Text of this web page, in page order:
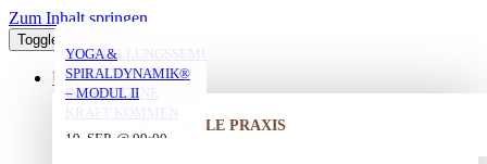
Zum Inhalt springen
Toggle Navigation
ÜBER UNS
INTEGRALE PRAXIS
YOGA MIT DANIEL
10. AUG. @ 18:00
19:30
YOGA MIT DANIEL
10. AUG. @ 20:00
21:30
YOGA MIT DANIEL
11. AUG. @ 18:00
19:30
VERSTRICKUNGEN
LÖSEN – OFFENES
AUFSTELLUNGSSEMINAR
25. AUG. @ 17:00
AUFSTELLUNGSSEMINAR
– MIT DEM VATER
IN DIE EIGENE
KRAFT KOMMEN
YOGA &
SPIRALDYNAMIK®
– MODUL II
19. SEP. @ 09:00